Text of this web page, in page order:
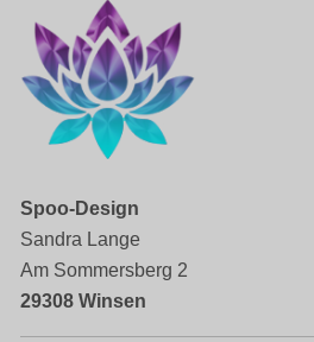
Spoo-Design
Sandra Lange
Am Sommersberg 2
29308 Winsen